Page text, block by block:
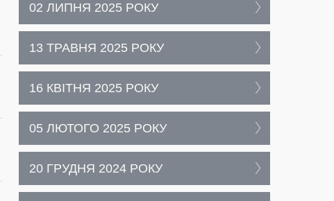
02 ЛИПНЯ 2025 РОКУ
13 ТРАВНЯ 2025 РОКУ
16 КВІТНЯ 2025 РОКУ
05 ЛЮТОГО 2025 РОКУ
20 ГРУДНЯ 2024 РОКУ